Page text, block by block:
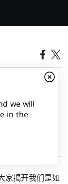
们
家揭开我们是如
we will
in the